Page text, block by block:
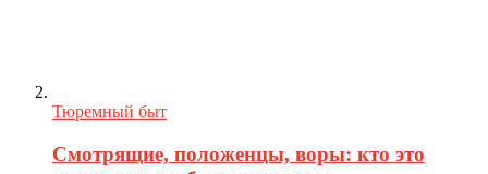
Тюремный быт
Смотрящие, положенцы, воры: кто это